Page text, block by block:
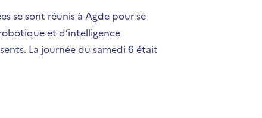
se sont réunis à Agde pour se
et d’intelligence
La journée du samedi 6 était